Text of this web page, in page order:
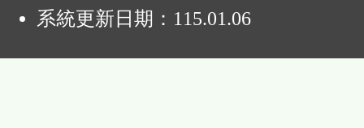
系統更新日期： 115.01.06